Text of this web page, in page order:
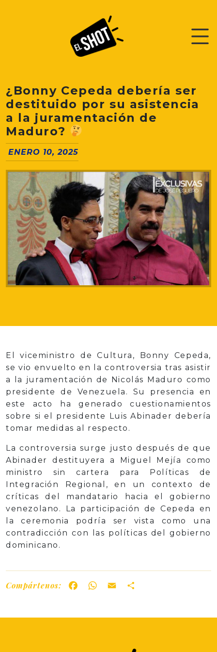
¿Bonny Cepeda debería ser
destituido por su asistencia
a la juramentación de
Maduro?
ENERO 10, 2025
El viceministro de Cultura, Bonny Cepeda,
se vio envuelto en la controversia tras asistir
a la juramentación de Nicolás Maduro como
presidente de Venezuela. Su presencia en
este acto ha generado cuestionamientos
sobre si el presidente Luis Abinader debería
tomar medidas al respecto.
La controversia surge justo después de que
Abinader destituyera a Miguel Mejía como
ministro sin cartera para Políticas de
Integración Regional, en un contexto de
críticas del mandatario hacia el gobierno
venezolano. La participación de Cepeda en
la ceremonia podría ser vista como una
contradicción con las políticas del gobierno
dominicano.
Compártenos: FacebookWhatsApp
Email